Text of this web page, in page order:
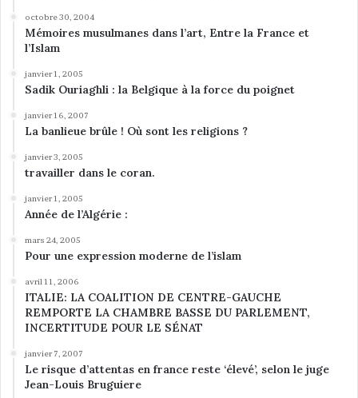
octobre 30, 2004
Mémoires musulmanes dans l’art, Entre la France et
l’Islam
janvier 1, 2005
Sadik Ouriaghli : la Belgique à la force du poignet
janvier 16, 2007
La banlieue brûle ! Où sont les religions ?
janvier 3, 2005
travailler dans le coran.
janvier 1, 2005
Année de l’Algérie :
mars 24, 2005
Pour une expression moderne de l’islam
avril 11, 2006
ITALIE: LA COALITION DE CENTRE-GAUCHE
REMPORTE LA CHAMBRE BASSE DU PARLEMENT,
INCERTITUDE POUR LE SÉNAT
janvier 7, 2007
Le risque d’attentas en france reste ‘élevé’, selon le juge
Jean-Louis Bruguiere